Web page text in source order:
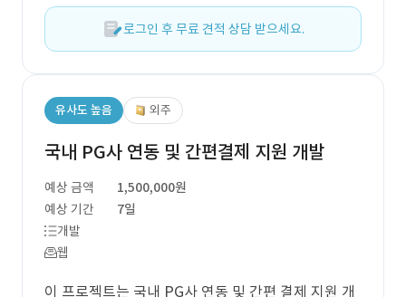
로그인 후 무료 견적 상담 받으세요.
유사도 높음 외주
국내 PG사 연동 및 간편결제 지원 개발
예상 금액
1,500,000원
예상 기간
7일
개발
웹
이 프로젝트는 국내 PG사 연동 및 간편 결제 지원 개